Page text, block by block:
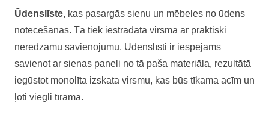
Ūdenslīste, kas pasargās sienu un mēbeles no ūdens
notecēšanas. Tā tiek iestrādāta virsmā ar praktiski
neredzamu savienojumu. Ūdenslīsti ir iespējams
savienot ar sienas paneli no tā paša materiāla, rezultātā
iegūstot monolīta izskata virsmu, kas būs tīkama acīm un
ļoti viegli tīrāma.